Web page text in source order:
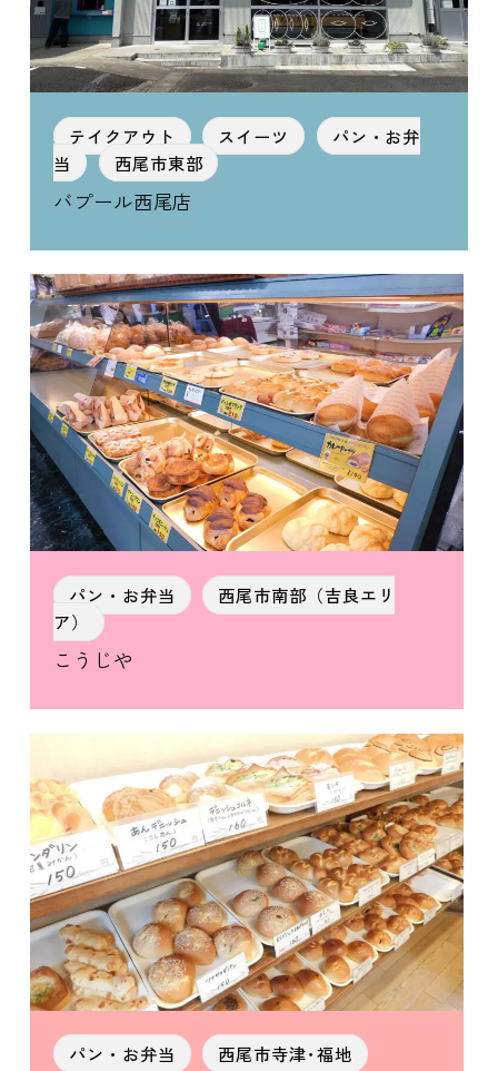
テイクアウト スイーツ
パン・お弁
当
西尾市東部
バプール西尾店
パン・お弁当
西尾市南部（吉良エリ
ア）
こうじや
パン・お弁当 西尾市寺津･福地